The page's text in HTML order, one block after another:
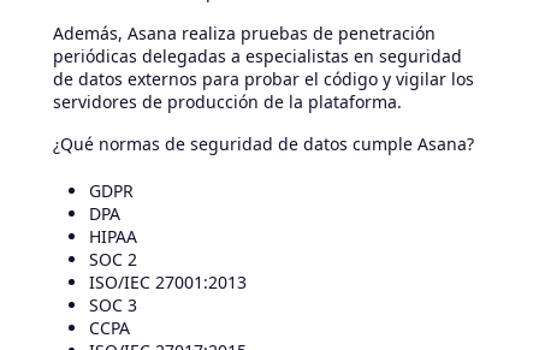
Además, Asana realiza pruebas de penetración
periódicas delegadas a especialistas en seguridad
de datos externos para probar el código y vigilar los
servidores de producción de la plataforma.
¿Qué normas de seguridad de datos cumple Asana?
GDPR
DPA
HIPAA
SOC 2
ISO/IEC 27001:2013
SOC 3
CCPA